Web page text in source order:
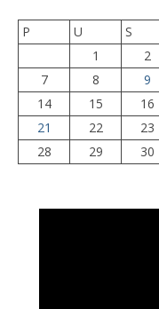
P
U S
1
2
7
8 9
14
15 16
21
22 23
28
29 30